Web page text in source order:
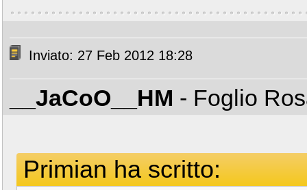
Inviato: 27 Feb 2012 18:28
__JaCoO__HM - Foglio
Primian ha scritto: